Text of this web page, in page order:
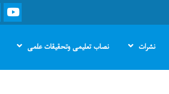
نشرات نصاب تعلیمی وتحقیقات علمی